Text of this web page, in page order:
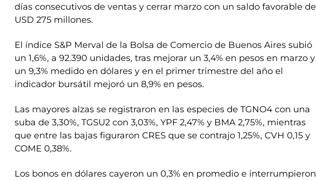
días consecutivos de ventas y cerrar marzo con un saldo favorable de
USD 275 millones.
El índice S&P Merval de la Bolsa de Comercio de Buenos Aires subió
un 1,6%, a 92.390 unidades, tras mejorar un 3,4% en pesos en marzo y
un 9,3% medido en dólares y en el primer trimestre del año el
indicador bursátil mejoró un 8,9% en pesos.
Las mayores alzas se registraron en las especies de TGNO4 con una
suba de 3,30%, TGSU2 con 3,03%, YPF 2,47% y BMA 2,75%, mientras
que entre las bajas figuraron CRES que se contrajo 1,25%, CVH 0,15 y
COME 0,38%.
Los bonos en dólares cayeron un 0,3% en promedio e interrumpieron